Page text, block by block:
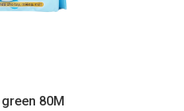
80M